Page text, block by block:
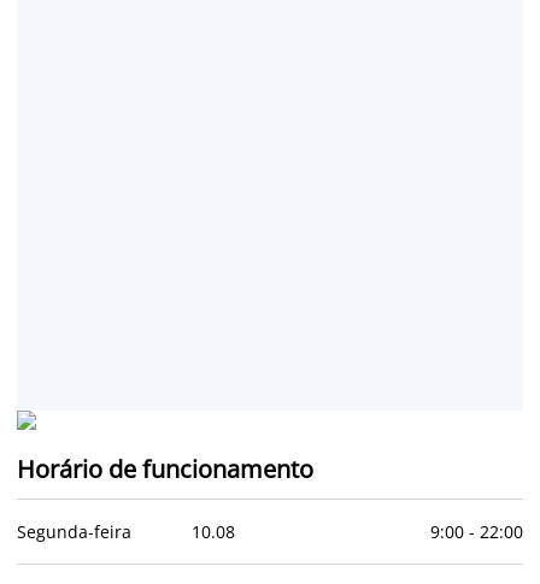
Horário de funcionamento
Segunda-feira 10.08 9:00- 22:00